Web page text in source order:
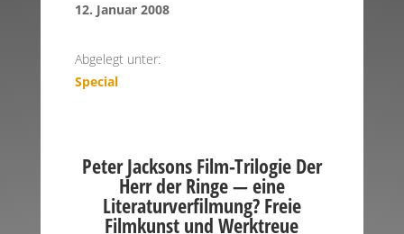
12. Januar 2008
Abgelegt unter:
Special
Peter Jacksons Film-Trilogie Der
Herr der Ringe — eine
Literaturverfilmung? Freie
Filmkunst und Werktreue